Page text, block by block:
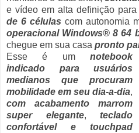
e vídeo em alta definição
de 6 células com autonomia
operacional Windows® 8 64
chegue em sua casa pronto
Esse é um notebook
indicado para usuários
medianos que procuram
mobilidade em seu dia-a-dia,
com acabamento marrom
super elegante, teclado
confortável e touchpad